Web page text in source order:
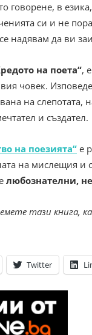
говорене, в
си и не
надявам да ви
на поета“,
човек.
на слепотата,
и създател.
на поезията“ е
на мислещия и
любознателни,
тази книга,
Twitter